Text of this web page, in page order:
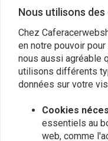
€139,29
Nous utilisons
Chez
en notre pouvoir
nous aussi agréable
utilisons différents
données sur votre
Cookies
essentiels au
web, comme